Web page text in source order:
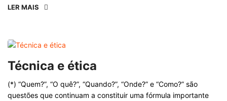
LER MAIS
Técnica e ética
(*) “Quem?”, “O quê?”, “Quando?”, “Onde?” e “Como?” são
questões que continuam a constituir uma fórmula importante